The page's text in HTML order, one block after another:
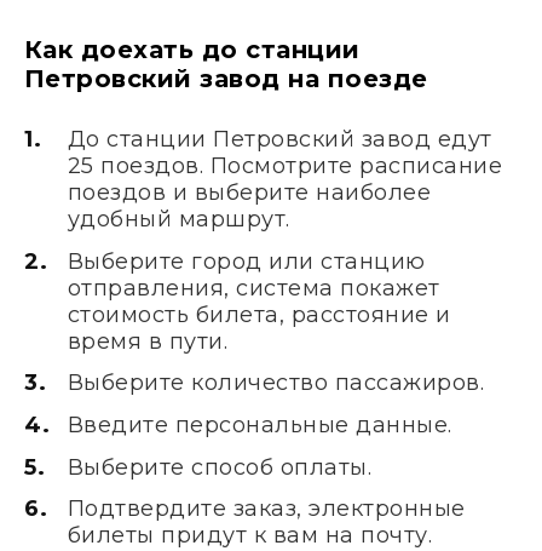
Как доехать до станции
Петровский завод на поезде
До станции Петровский завод едут
25 поездов. Посмотрите расписание
поездов и выберите наиболее
удобный маршрут.
Выберите город или станцию
отправления, система покажет
стоимость билета, расстояние и
время в пути.
Выберите количество пассажиров.
Введите персональные данные.
Выберите способ оплаты.
Подтвердите заказ, электронные
билеты придут к вам на почту.